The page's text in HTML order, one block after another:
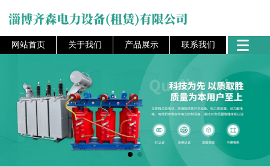
网站首页 关于我们 产品展示 联系我们